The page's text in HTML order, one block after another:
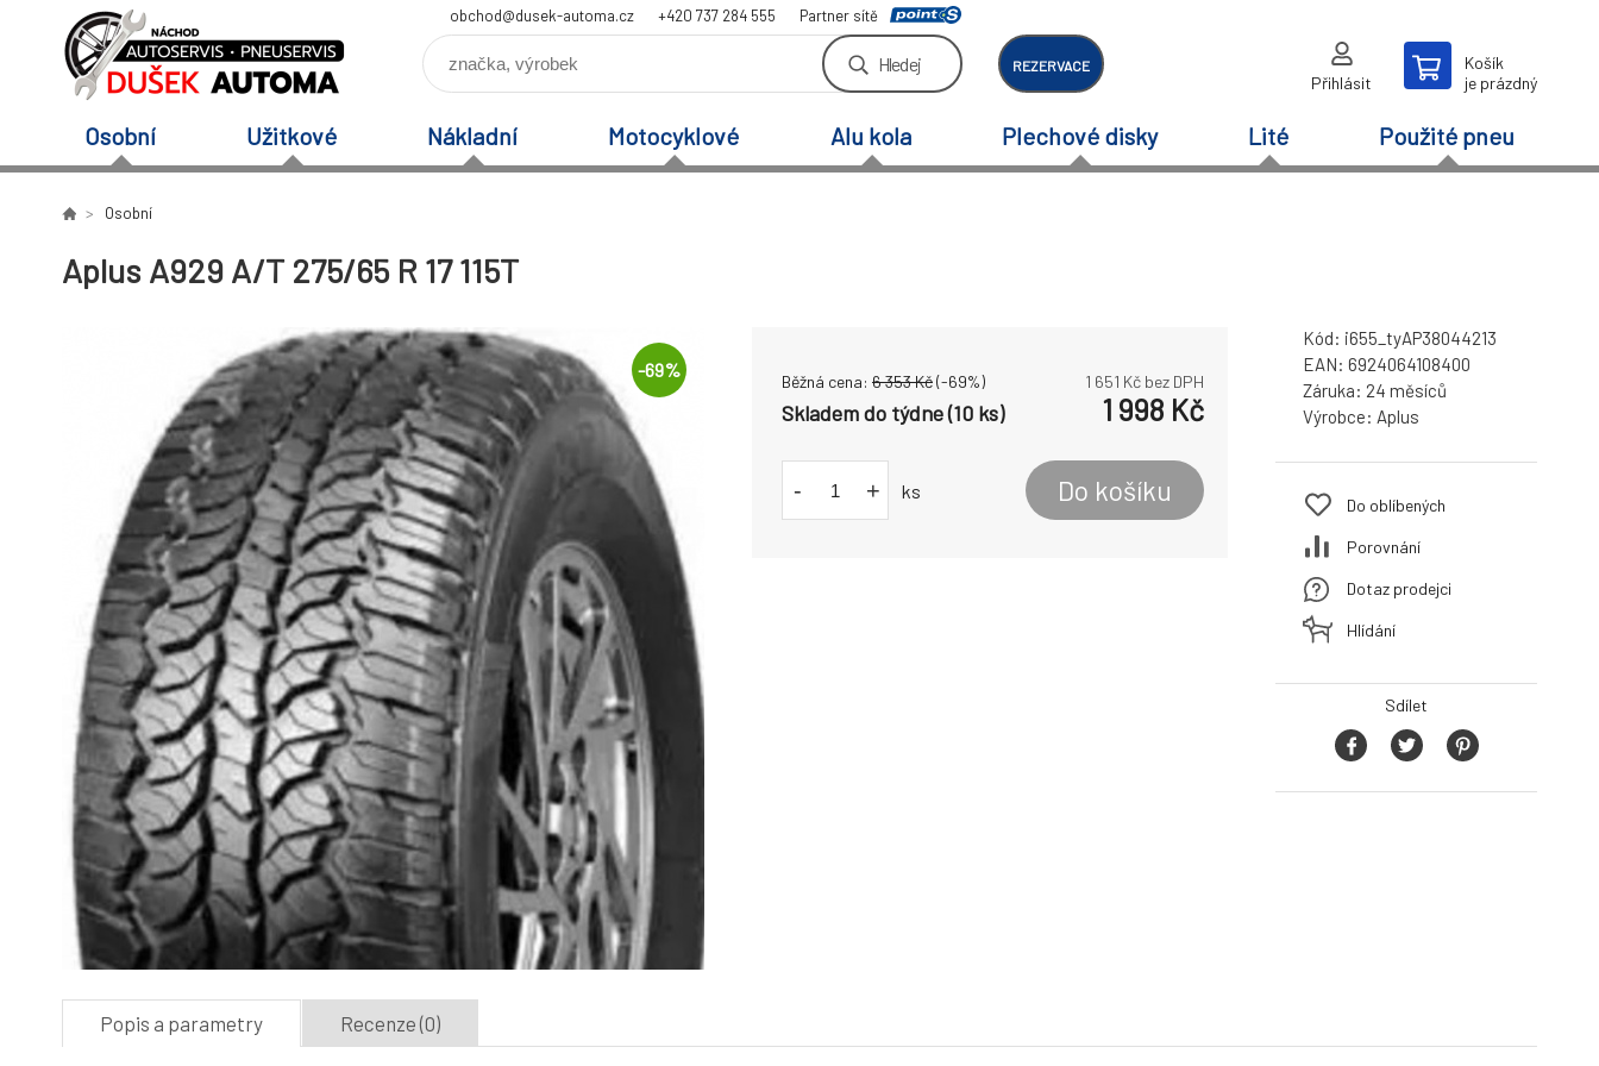
obchod@dusek-automa.cz +420 737 284 555 Partner sítě
Hledej REZERVACE
Přihlásit
Košík
je prázdný
Osobní Užitkové Nákladní Motocyklové Alu kola Plechové disky Lité Použité pneu
Osobní
Aplus A929 A/T 275/65 R 17 115T
-69%
Běžná cena: 6 353Kč(-69%) 1 651 Kč bez DPH
Skladem do týdne (10 ks) 1 998 Kč
- + ks Do košíku
Kód: i655_tyAP38044213
EAN: 6924064108400
Záruka: 24 měsíců
Výrobce: Aplus
Do oblíbených
Porovnání
Dotaz prodejci
Hlídání
Sdílet
Popis a parametry Recenze (0)